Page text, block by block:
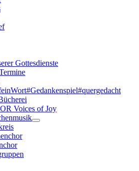
Gottesdienste
Voices of Joy